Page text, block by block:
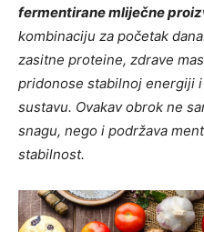
fermentirane mliječne
kombinaciju za početak
zasitne proteine, zdrave
pridonose stabilnoj energiji
sustavu. Ovakav obrok ne
snagu, nego i podržava
stabilnost.